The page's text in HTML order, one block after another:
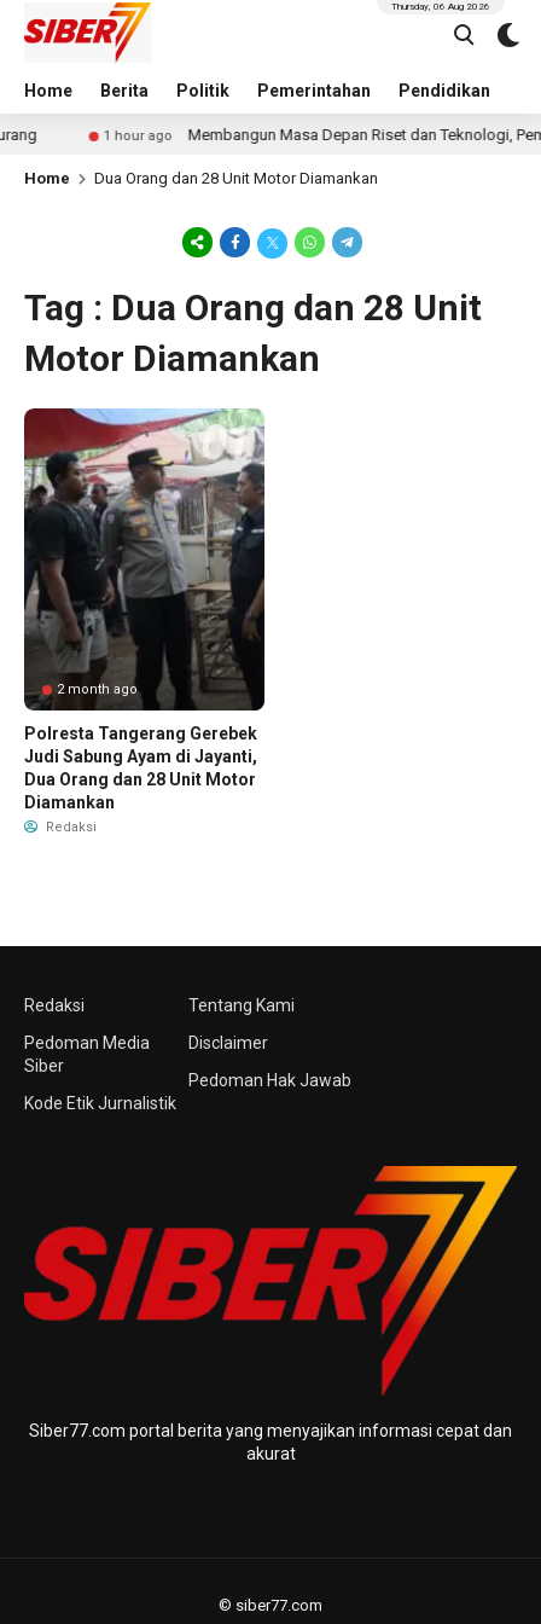
Home Berita Politik Pemerintahan Pendidikan
Thursday, 06 Aug 2026
1 hour ago Membangun Masa Depan Riset dan Teknologi,
Home Dua Orang dan 28 Unit Motor Diamankan
Tag : Dua Orang dan 28 Unit
Motor Diamankan
2 month ago
Polresta Tangerang Gerebek
Judi Sabung Ayam di Jayanti,
Dua Orang dan 28 Unit Motor
Diamankan
Redaksi
Redaksi
Pedoman Media
Siber
Kode Etik Jurnalistik
Tentang Kami
Disclaimer
Pedoman Hak Jawab
Siber77.com portal berita yang menyajikan informasi cepat dan
akurat
© siber77.com